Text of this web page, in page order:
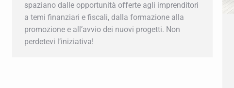
spaziano dalle opportunità offerte agli imprenditori
a temi finanziari e fiscali, dalla formazione alla
promozione e all’avvio dei nuovi progetti. Non
perdetevi l’iniziativa!